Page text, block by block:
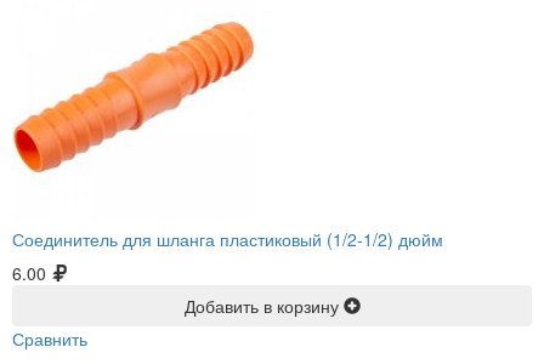
Соединитель для шланга пластиковый (1/2-1/2) дюйм
6.00
Добавить в корзину
Сравнить